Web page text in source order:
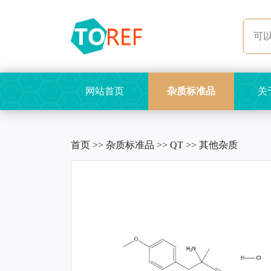
网站首页 杂质标准品 关
首页 >> 杂质标准品 >> QT >> 其他杂质